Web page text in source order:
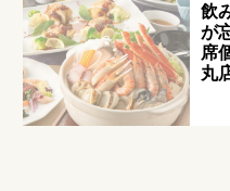
飲
が
席
丸